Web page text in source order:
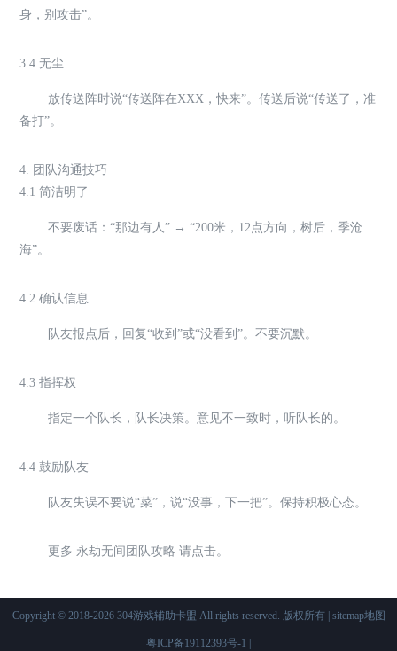
身，别攻击”。
3.4 无尘
放传送阵时说“传送阵在XXX，快来”。传送后说“传送了，准
备打”。
4. 团队沟通技巧
4.1 简洁明了
不要废话：“那边有人” → “200米，12点方向，树后，季沧
海”。
4.2 确认信息
队友报点后，回复“收到”或“没看到”。不要沉默。
4.3 指挥权
指定一个队长，队长决策。意见不一致时，听队长的。
4.4 鼓励队友
队友失误不要说“菜”，说“没事，下一把”。保持积极心态。
更多 永劫无间团队攻略 请点击。
Copyright © 2018-2026 304游戏辅助卡盟 All rights reserved. 版权所有 | sitemap地图
粤ICP备19112393号-1